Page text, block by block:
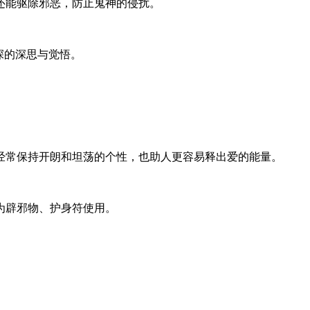
驱除邪恶，防止鬼神的侵扰。
深思与觉悟。
保持开朗和坦荡的个性，也助人更容易释出爱的能量。
邪物、护身符使用。